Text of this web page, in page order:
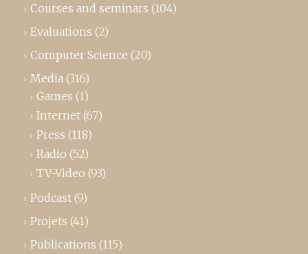
Courses and seminars (104)
Evaluations (2)
Computer Science (20)
Media (316)
Games (1)
Internet (67)
Press (118)
Radio (52)
TV-Video (93)
Podcast (9)
Projets (41)
Publications (115)